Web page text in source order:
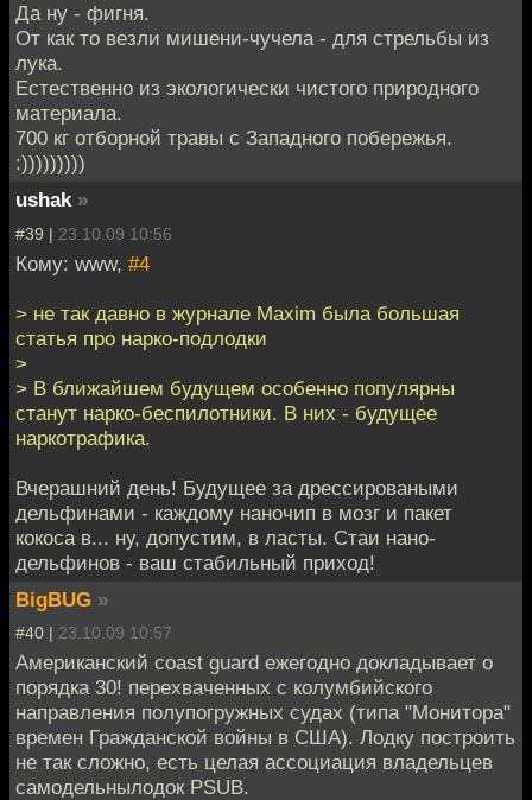
Да ну - фигня.
От как то везли мишени-чучела - для стрельбы из
лука.
Естественно из экологически чистого природного
материала.
700 кг отборной травы с Западного побережья.
:)))))))))
ushak »
#39 | 23.10.09 10:56
Кому: www, #4
> не так давно в журнале Maxim была большая
статья про нарко-подлодки
>
> В ближайшем будущем особенно популярны
станут нарко-беспилотники. В них - будущее
наркотрафика.
Вчерашний день! Будущее за дрессироваными
дельфинами - каждому наночип в мозг и пакет
кокоса в... ну, допустим, в ласты. Стаи нано-
дельфинов - ваш стабильный приход!
BigBUG »
#40 | 23.10.09 10:57
Американский coast guard ежегодно докладывает о
порядка 30! перехваченных с колумбийского
направления полупогружных судах (типа "Монитора"
времен Гражданской войны в США). Лодку построить
не так сложно, есть целая ассоциация владельцев
самодельнылодок PSUB.